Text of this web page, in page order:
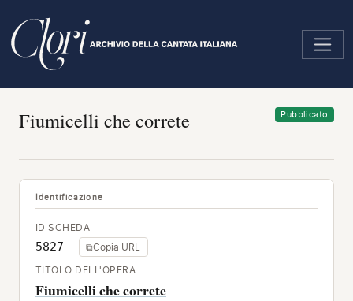
contenuto
principale
Fiumicelli che correte Pubblicato
Identificazione
ID SCHEDA
5827 ⧉Copia URL
TITOLO DELL'OPERA
Fiumicelli che correte